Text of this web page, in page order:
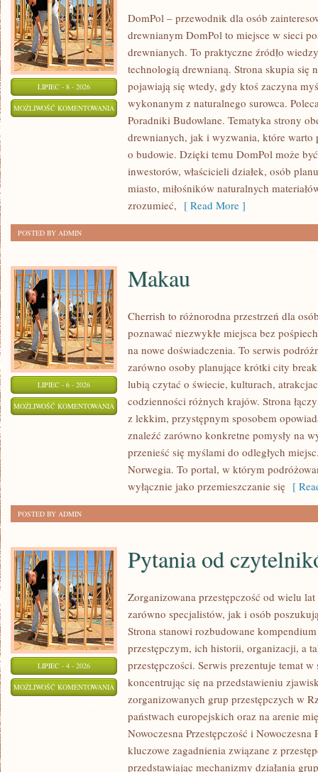
LIPIEC - 8 - 2026
MOŻLIWOŚĆ KOMENTOWANIA TECHNOLOGIE
KONSTRUKCJE
DomPol – przewodnik dla osób
drewnianym DomPol to miejsce w sieci
drewnianych. To praktyczne źródło
technologią drewnianą. Strona skupia się
pojawiają się wtedy, gdy ktoś zaczyna
wykonanym z naturalnego surowca.
Poradniki Budowlane. Tematyka strony
drewnianych, jak i wyzwania, które warto
o budowie. Dzięki temu DomPol może
inwestorów, właścicieli działek, osób
miasto, miłośników naturalnych
zrozumieć, [ Read More ]
POSTED BY ADMIN
LIPIEC - 6 - 2026
MOŻLIWOŚĆ KOMENTOWANIA MAKAU
Makau
Cherrish to różnorodna przestrzeń dla
poznawać niezwykłe miejsca bez
na nowe doświadczenia. To serwis
zarówno osoby planujące krótki city
lubią czytać o świecie, kulturach,
codzienności różnych krajów. Strona
z lekkim, przystępnym sposobem
znaleźć zarówno konkretne pomysły na
przenieść się myślami do odległych
Norwegia. To portal, w którym
wyłącznie jako przemieszczanie się [
POSTED BY ADMIN
LIPIEC - 4 - 2026
MOŻLIWOŚĆ KOMENTOWANIA PYTANIA
CZYTELNIKÓW
Pytania od
Zorganizowana przestępczość od wielu
zarówno specjalistów, jak i osób
Strona stanowi rozbudowane
przestępczym, ich historii, organizacji, a
przestępczości. Serwis prezentuje temat
koncentrując się na przedstawieniu
zorganizowanych grup przestępczych w
państwach europejskich oraz na arenie
Nowoczesna Przestępczość i Nowoczesna
kluczowe zagadnienia związane z
przedstawiając mechanizmy działania